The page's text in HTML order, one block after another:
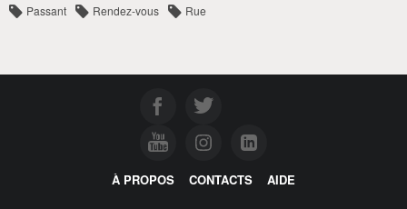
Passant
Rendez-vous Rue
À PROPOS CONTACTS AIDE